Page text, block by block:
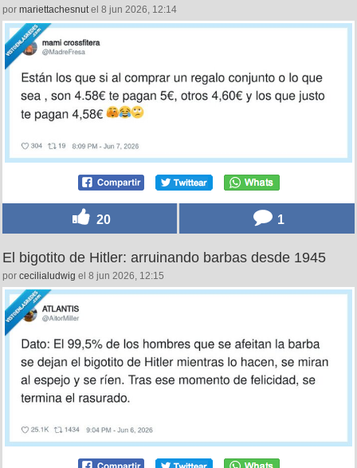
por mariettachesnutel 8 jun 2026, 12:14
20 1
El bigotito de Hitler: arruinando barbas desde 1945
por cecilialudwig el 8 jun 2026, 12:15